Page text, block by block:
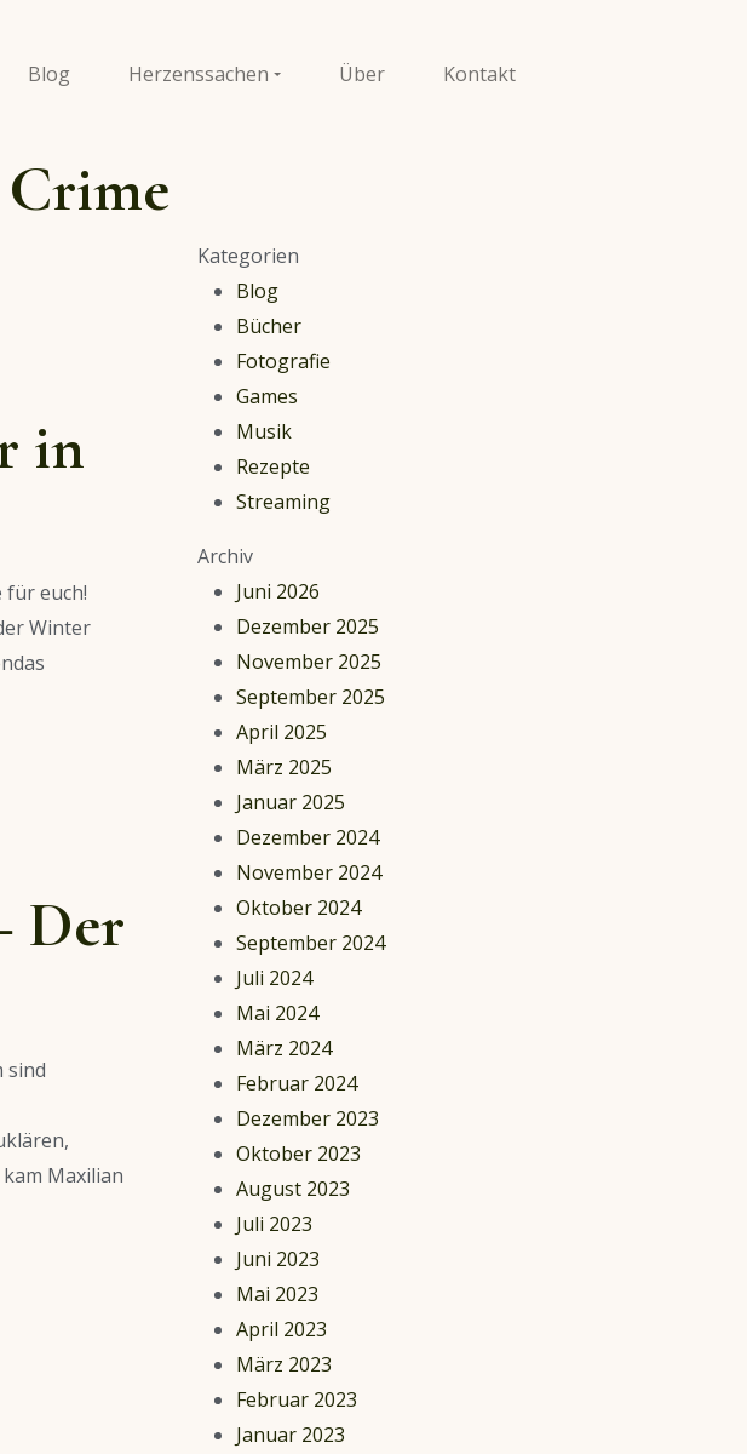
Blog Herzenssachen Über Kontakt
Crime
in
für euch!
Winter
Der
sind
Maxilian
Kategorien
Blog
Bücher
Fotografie
Games
Musik
Rezepte
Streaming
Archiv
Juni 2026
Dezember 2025
November 2025
September 2025
April 2025
März 2025
Januar 2025
Dezember 2024
November 2024
Oktober 2024
September 2024
Juli 2024
Mai 2024
März 2024
Februar 2024
Dezember 2023
Oktober 2023
August 2023
Juli 2023
Juni 2023
Mai 2023
April 2023
März 2023
Februar 2023
Januar 2023